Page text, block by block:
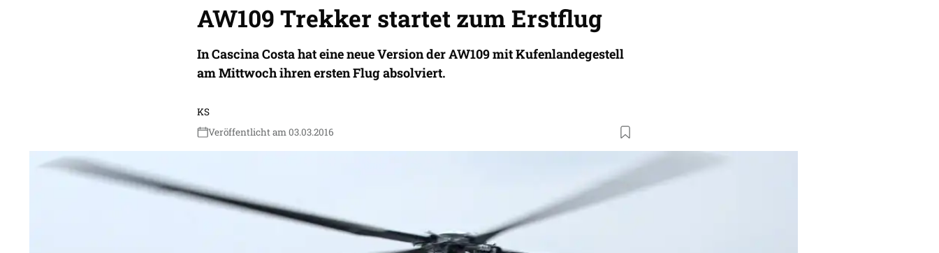
AW109 Trekker startet zum Erstflug
In Cascina Costa hat eine neue Version der AW109 mit Kufenlandegestell
am Mittwoch ihren ersten Flug absolviert.
KS
Veröffentlicht am 03.03.2016